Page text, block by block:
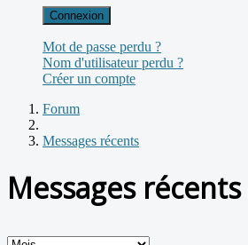
Connexion
Mot de passe perdu ?
Nom d'utilisateur perdu ?
Créer un compte
Forum
Messages récents
Messages récents